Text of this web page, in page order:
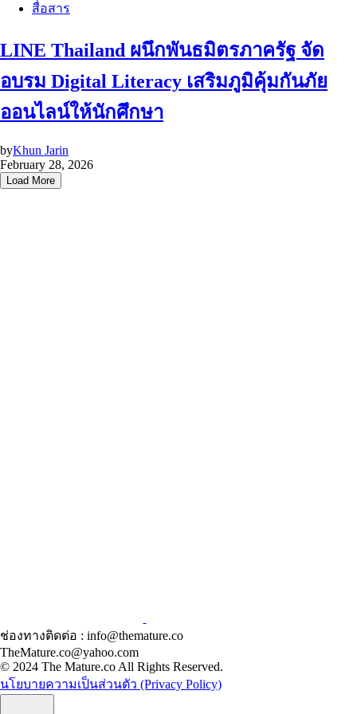
สื่อสาร
LINE Thailand ผนึกพันธมิตรภาครัฐ จัด
อบรม Digital Literacy เสริมภูมิคุ้มกันภัย
ออนไลน์ให้นักศึกษา
byKhun Jarin
February 28, 2026
Load More
ช่องทางติดต่อ : info@themature.co
TheMature.co@yahoo.com
© 2024 The Mature.co All Rights Reserved.
นโยบายความเป็นส่วนตัว (Privacy Policy)